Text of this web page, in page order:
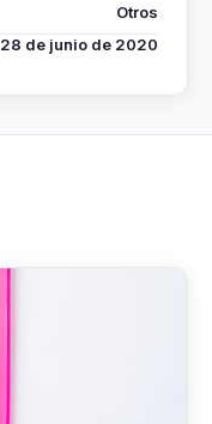
Otros
28 de junio de 2020